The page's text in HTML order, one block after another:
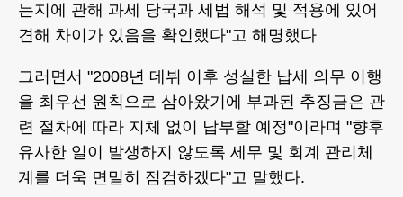
는지에 관해 과세 당국과 세법 해석 및 적용에 있어
견해 차이가 있음을 확인했다"고 해명했다
그러면서 "2008년 데뷔 이후 성실한 납세 의무 이행
을 최우선 원칙으로 삼아왔기에 부과된 추징금은 관
련 절차에 따라 지체 없이 납부할 예정"이라며 "향후
유사한 일이 발생하지 않도록 세무 및 회계 관리체
계를 더욱 면밀히 점검하겠다"고 말했다.